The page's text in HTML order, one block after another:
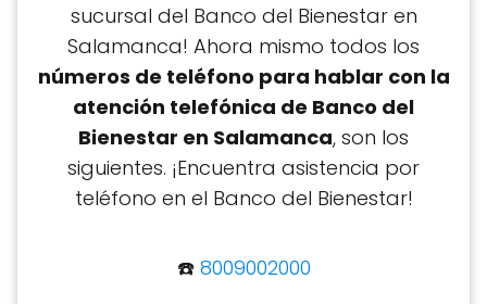
sucursal del Banco del Bienestar en
Salamanca! Ahora mismo todos los
números de teléfono para hablar con la
atención telefónica de Banco del
Bienestar en Salamanca, son los
siguientes. ​¡Encuentra asistencia por
teléfono en el Banco del Bienestar!
☎️ 8009002000